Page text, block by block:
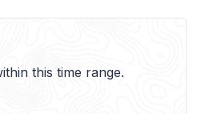
this time range.